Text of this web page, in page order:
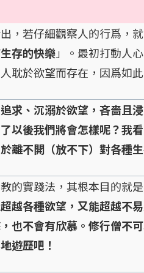
若仔細觀察人的行爲，就
存的快樂」。最初打動人
耽於欲望而存在，因爲如
求、沉溺於欲望，吝嗇且
以後我們將會怎樣呢？我
離不開（放不下）對各種
實踐法，其根本目的就是
越各種欲望，又能超越不
也不會有欣慕。修行僧不
遊歷吧！